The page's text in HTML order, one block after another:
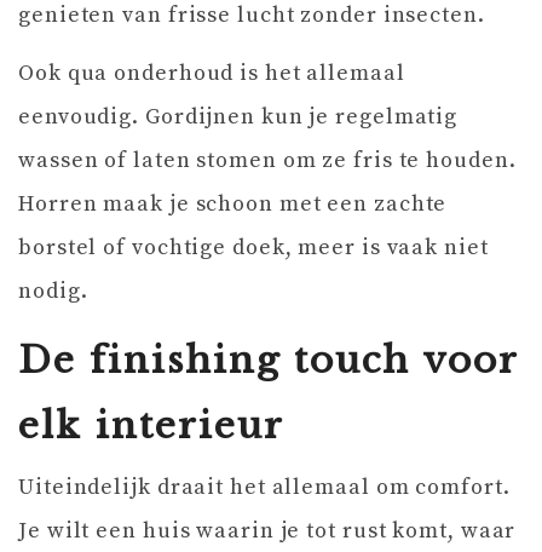
genieten van frisse lucht zonder insecten.
Ook qua onderhoud is het allemaal
eenvoudig. Gordijnen kun je regelmatig
wassen of laten stomen om ze fris te houden.
Horren maak je schoon met een zachte
borstel of vochtige doek, meer is vaak niet
nodig.
De finishing touch voor
elk interieur
Uiteindelijk draait het allemaal om comfort.
Je wilt een huis waarin je tot rust komt, waar